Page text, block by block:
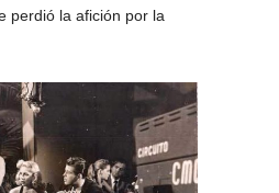
perdió la afición por la